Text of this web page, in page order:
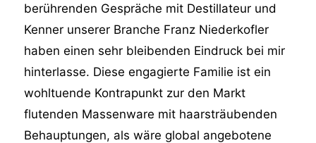
berührenden Gespräche mit Destillateur und
Kenner unserer Branche Franz Niederkofler
haben einen sehr bleibenden Eindruck bei mir
hinterlasse. Diese engagierte Familie ist ein
wohltuende Kontrapunkt zur den Markt
flutenden Massenware mit haarsträubenden
Behauptungen, als wäre global angebotene